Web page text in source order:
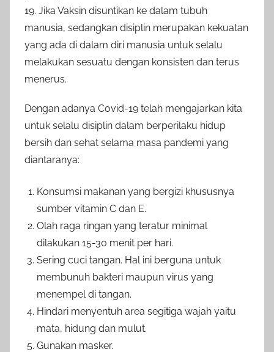
19. Jika Vaksin disuntikan ke dalam tubuh
manusia, sedangkan disiplin merupakan kekuatan
yang ada di dalam diri manusia untuk selalu
melakukan sesuatu dengan konsisten dan terus
menerus.
Dengan adanya Covid-19 telah mengajarkan kita
untuk selalu disiplin dalam berperilaku hidup
bersih dan sehat selama masa pandemi yang
diantaranya:
Konsumsi makanan yang bergizi khususnya
sumber vitamin C dan E.
Olah raga ringan yang teratur minimal
dilakukan 15-30 menit per hari.
Sering cuci tangan. Hal ini berguna untuk
membunuh bakteri maupun virus yang
menempel di tangan.
Hindari menyentuh area segitiga wajah yaitu
mata, hidung dan mulut.
Gunakan masker.